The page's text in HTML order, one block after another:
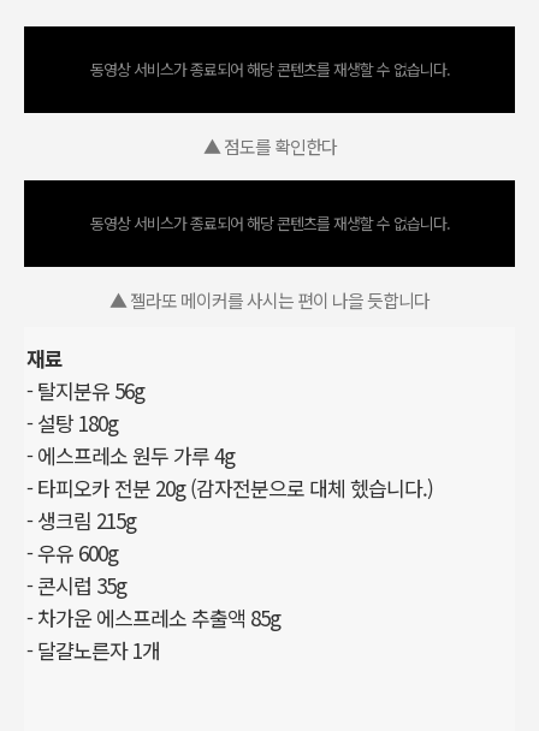
동영상 서비스가 종료되어 해당 콘텐츠를 재생할 수 없습니다.
▲ 점도를 확인한다
동영상 서비스가 종료되어 해당 콘텐츠를 재생할 수 없습니다.
▲ 젤라또 메이커를 사시는 편이 나을 듯합니다
재료
- 탈지분유 56g
- 설탕 180g
- 에스프레소 원두 가루 4g
- 타피오카 전분 20g (감자전분으로 대체 헸습니다.)
- 생크림 215g
- 우유 600g
- 콘시럽 35g
- 차가운 에스프레소 추출액 85g
- 달걀노른자 1개